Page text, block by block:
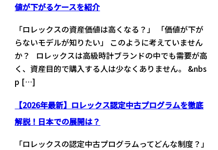
値が下がるケースを紹介
「ロレックスの資産価値は高くなる？」 「価値が下が
らないモデルが知りたい」 このように考えていません
か？ ロレックスは高級時計ブランドの中でも需要が高
く、資産目的で購入する人は少なくありません。 &nbs
p […]
【2026年最新】ロレックス認定中古プログラムを徹底
解説！日本での展開は？
「ロレックスの認定中古プログラムってどんな制度？」